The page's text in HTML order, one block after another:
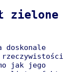
zielone
jak jego